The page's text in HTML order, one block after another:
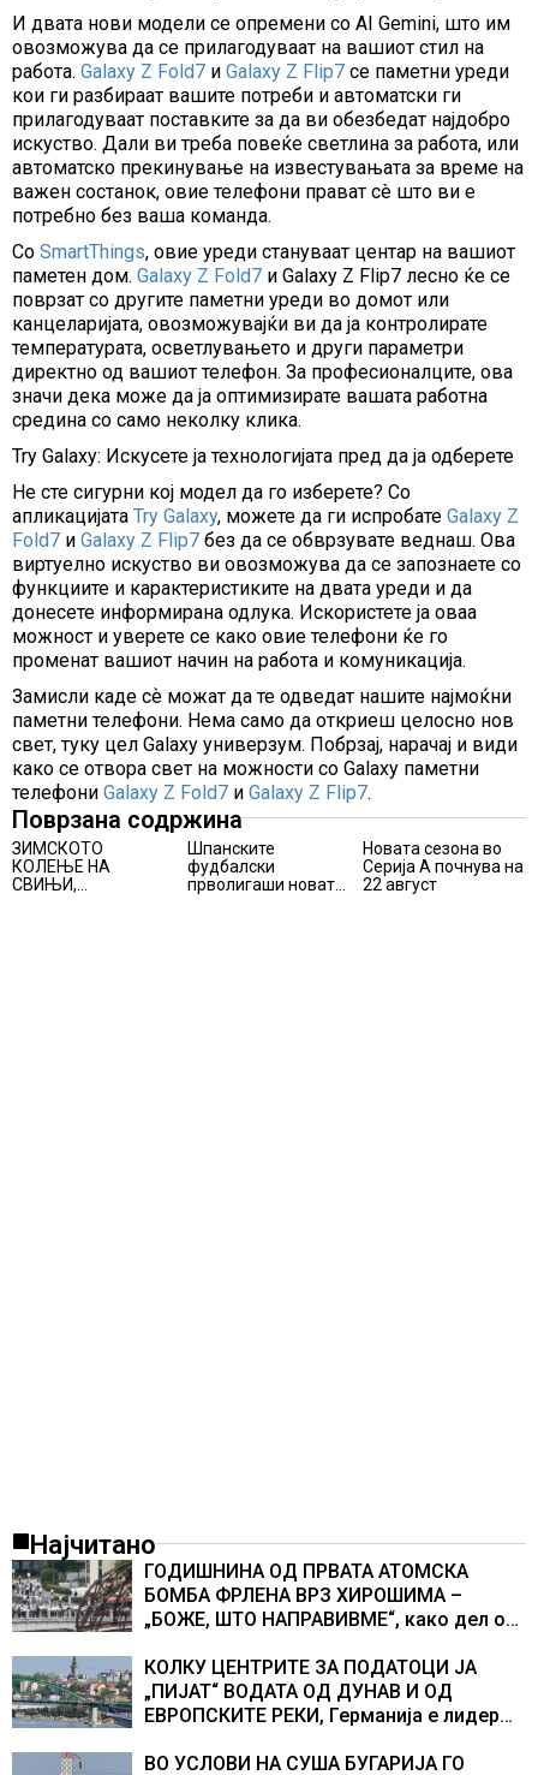
И двата нови модели се опремени со AI Gemini, што им
овозможува да се прилагодуваат на вашиот стил на
работа. Galaxy Z Fold7 и Galaxy Z Flip7 се паметни уреди
кои ги разбираат вашите потреби и автоматски ги
прилагодуваат поставките за да ви обезбедат најдобро
искуство. Дали ви треба повеќе светлина за работа, или
автоматско прекинување на известувањата за време на
важен состанок, овие телефони прават сè што ви е
потребно без ваша команда.
Со SmartThings, овие уреди стануваат центар на вашиот
паметен дом. Galaxy Z Fold7 и Galaxy Z Flip7 лесно ќе се
поврзат со другите паметни уреди во домот или
канцеларијата, овозможувајќи ви да ја контролирате
температурата, осветлувањето и други параметри
директно од вашиот телефон. За професионалците, ова
значи дека може да ја оптимизирате вашата работна
средина со само неколку клика.
Try Galaxy: Искусете ја технологијата пред да ја одберете
Не сте сигурни кој модел да го изберете? Со
апликацијата Try Galaxy, можете да ги испробате Galaxy Z
Fold7 и Galaxy Z Flip7 без да се обврзувате веднаш. Ова
виртуелно искуство ви овозможува да се запознаете со
функциите и карактеристиките на двата уреди и да
донесете информирана одлука. Искористете ја оваа
можност и уверете се како овие телефони ќе го
променат вашиот начин на работа и комуникација.
Замисли каде сѐ можат да те одведат нашите најмоќни
паметни телефони. Нема само да откриеш целосно нов
свет, туку цел Galaxy универзум. Побрзај, нарачај и види
како се отвора свет на можности со Galaxy паметни
телефони Galaxy Z Fold7 и Galaxy Z Flip7.
Поврзана содржина
ЗИМСКОТО
КОЛЕЊЕ НА
СВИЊИ,
Шпанските
фудбалски
прволигаши новата
Новата сезона во
Серија А почнува на
22 август
Најчитано
ГОДИШНИНА ОД ПРВАТА АТОМСКА
БОМБА ФРЛЕНА ВРЗ ХИРОШИМА –
„БОЖЕ, ШТО НАПРАВИВМЕ“, како дел од
учесниците во бомбардирањето го
доживуваа овој настан што го промени
текот на историјата
КОЛКУ ЦЕНТРИТЕ ЗА ПОДАТОЦИ ЈА
„ПИЈАТ“ ВОДАТА ОД ДУНАВ И ОД
ЕВРОПСКИТЕ РЕКИ, Германија е лидер
центри за податоци
ВО УСЛОВИ НА СУША БУГАРИЈА ГО